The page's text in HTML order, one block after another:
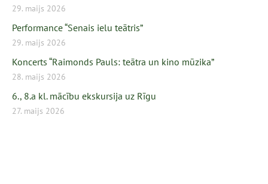
29. maijs 2026
Performance “Senais ielu teātris”
29. maijs 2026
Koncerts “Raimonds Pauls: teātra un kino mūzika”
28. maijs 2026
6., 8.a kl. mācību ekskursija uz Rīgu
27. maijs 2026